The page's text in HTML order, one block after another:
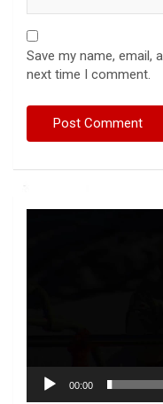
Save my name, email,
next time I comment.
00:00